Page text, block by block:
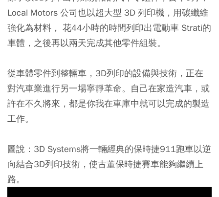
Local Motors 公司也以超大型 3D 列印機，用碳纖維
強化為材料， 花44小時的時間列印出電動車 Strati的
車體，之後再以兩天完成其他零件組裝。
從車體零件到整輛車，3D列印的設備與技術，正在
對汽車業進行另一場寧靜革命。自己在家造汽車，或
許在不久將來，都是你我在車庫中就可以完成的製造
工作。
圖說：3D Systems將一輛經典的保時捷911跑車以逆
向結合3D列印技術，使古董保時捷賽車能夠繼續上
路。